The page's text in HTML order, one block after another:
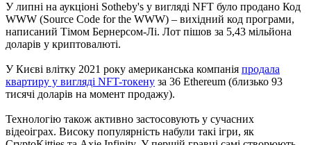
У липні на аукціоні Sotheby's у вигляді NFT було продано Код
WWW (Source Code for the WWW) – вихідний код програми,
написаний Тімом Бернерсом-Лі. Лот пішов за 5,43 мільйона
доларів у криптовалюті.
У Києві влітку 2021 року американська компанія продала
квартиру у вигляді NFT-токену за 36 Ethereum (близько 93
тисячі доларів на момент продажу).
Технологію також активно застосовують у сучасних
відеоіграх. Високу популярність набули такі ігри, як